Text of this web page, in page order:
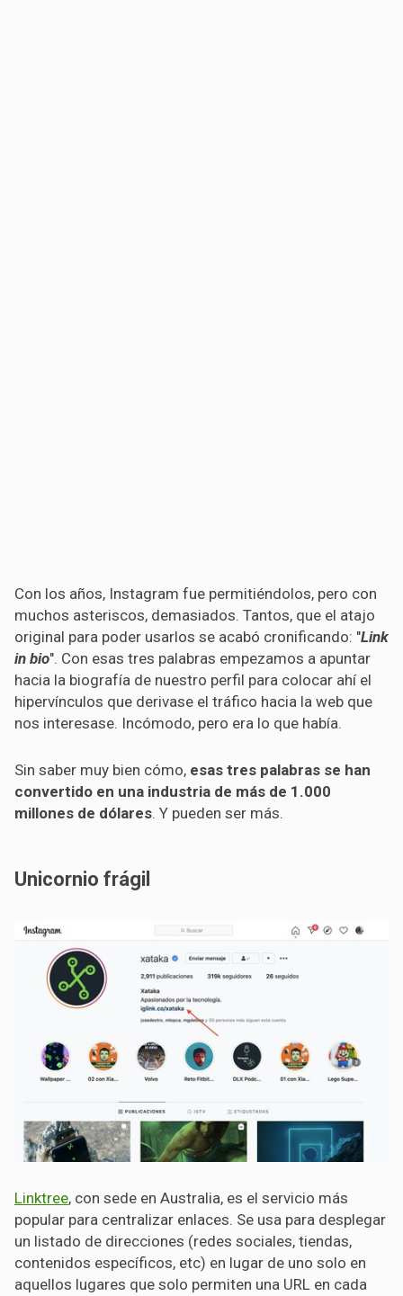
Con los años, Instagram fue permitiéndolos, pero con
muchos asteriscos, demasiados. Tantos, que el atajo
original para poder usarlos se acabó cronificando: "Link
in bio". Con esas tres palabras empezamos a apuntar
hacia la biografía de nuestro perfil para colocar ahí el
hipervínculos que derivase el tráfico hacia la web que
nos interesase. Incómodo, pero era lo que había.
Sin saber muy bien cómo, esas tres palabras se han
convertido en una industria de más de 1.000
millones de dólares. Y pueden ser más.
Unicornio frágil
Linktree, con sede en Australia, es el servicio más
popular para centralizar enlaces. Se usa para desplegar
un listado de direcciones (redes sociales, tiendas,
contenidos específicos, etc) en lugar de uno solo en
aquellos lugares que solo permiten una URL en cada